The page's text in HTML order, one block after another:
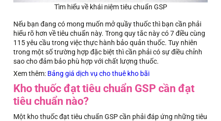
Tìm hiểu về khái niệm tiêu chuẩn GSP
Nếu bạn đang có mong muốn mở quầy thuốc thì bạn cần phải
hiểu rõ hơn về tiêu chuẩn này. Trong quy tắc này có 7 điều cùng
115 yêu cầu trong việc thực hành bảo quản thuốc. Tuy nhiên
trong một số trường hợp đặc biệt thì cần phải có sự điều chỉnh
sao cho đảm bảo phù hợp với chất lượng thuốc.
Xem thêm: Bảng giá dịch vụ cho thuê kho bãi
Kho thuốc đạt tiêu chuẩn GSP cần đạt
tiêu chuẩn nào?
Một kho thuốc đạt tiêu chuẩn GSP cần phải đáp ứng những tiêu